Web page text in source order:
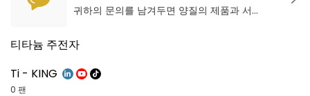
귀하의 문의를 남겨두면 양질의 제품과 서비스를 제공 할 것입니다!
티타늄 주전자
Ti - KING
0 팬